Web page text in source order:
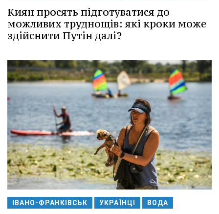
Киян просять підготуватися до
можливих труднощів: які кроки може
здійснити Путін далі?
ІВАНО-ФРАНКІВСЬК УКРАЇНЦІ ВОДА